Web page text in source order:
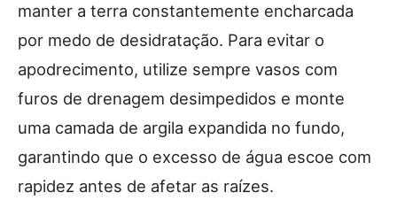
manter a terra constantemente encharcada
por medo de desidratação. Para evitar o
apodrecimento, utilize sempre vasos com
furos de drenagem desimpedidos e monte
uma camada de argila expandida no fundo,
garantindo que o excesso de água escoe com
rapidez antes de afetar as raízes.